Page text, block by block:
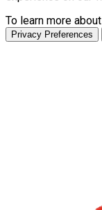
To learn more
Privacy Preferences